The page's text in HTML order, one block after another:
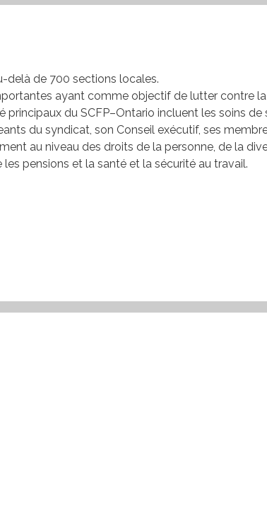
de 700 sections locales.
ayant comme objectif de lutter contre
principaux du SCFP–Ontario incluent les soins de
du syndicat, son Conseil exécutif, ses
au niveau des droits de la personne, de la
pensions et la santé et la sécurité au travail.